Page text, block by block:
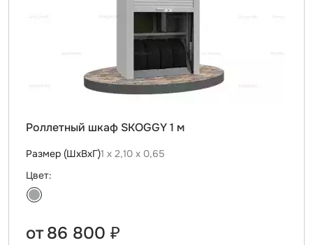
Роллетный шкаф SKOGGY 1 м
Размер (ШхВхГ)1 х 2,10 х 0,65
Цвет:
от 86 800 ₽